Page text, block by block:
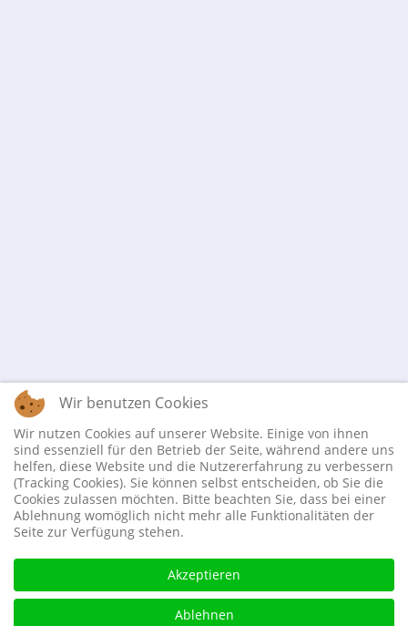
Wir benutzen Cookies
Wir nutzen Cookies auf unserer Website. Einige von ihnen
sind essenziell für den Betrieb der Seite, während andere uns
helfen, diese Website und die Nutzererfahrung zu verbessern
(Tracking Cookies). Sie können selbst entscheiden, ob Sie die
Cookies zulassen möchten. Bitte beachten Sie, dass bei einer
Ablehnung womöglich nicht mehr alle Funktionalitäten der
Seite zur Verfügung stehen.
Akzeptieren
Ablehnen